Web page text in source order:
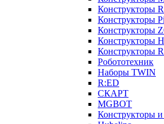
Конструкторы
Конструкторы
Конструкторы
Конструкторы
Конструкторы
Робототехник
Наборы TWIN
R:ED
СКАРТ
MGBOT
Конструкторы